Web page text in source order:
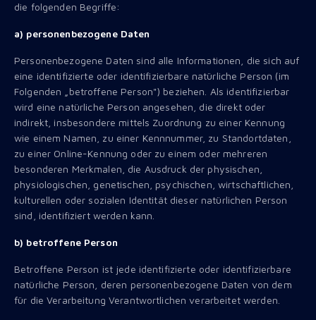
die folgenden Begriffe:
a) personenbezogene Daten
Personenbezogene Daten sind alle Informationen, die sich auf
eine identifizierte oder identifizierbare natürliche Person (im
Folgenden „betroffene Person") beziehen. Als identifizierbar
wird eine natürliche Person angesehen, die direkt oder
indirekt, insbesondere mittels Zuordnung zu einer Kennung
wie einem Namen, zu einer Kennnummer, zu Standortdaten,
zu einer Online-Kennung oder zu einem oder mehreren
besonderen Merkmalen, die Ausdruck der physischen,
physiologischen, genetischen, psychischen, wirtschaftlichen,
kulturellen oder sozialen Identität dieser natürlichen Person
sind, identifiziert werden kann.
b) betroffene Person
Betroffene Person ist jede identifizierte oder identifizierbare
natürliche Person, deren personenbezogene Daten von dem
für die Verarbeitung Verantwortlichen verarbeitet werden.